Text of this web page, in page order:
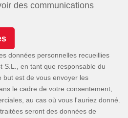
des communications
données personnelles recueillies
S.L., en tant que responsable du
but est de vous envoyer les
le cadre de votre consentement,
au cas où vous l'auriez donné.
seront des données de